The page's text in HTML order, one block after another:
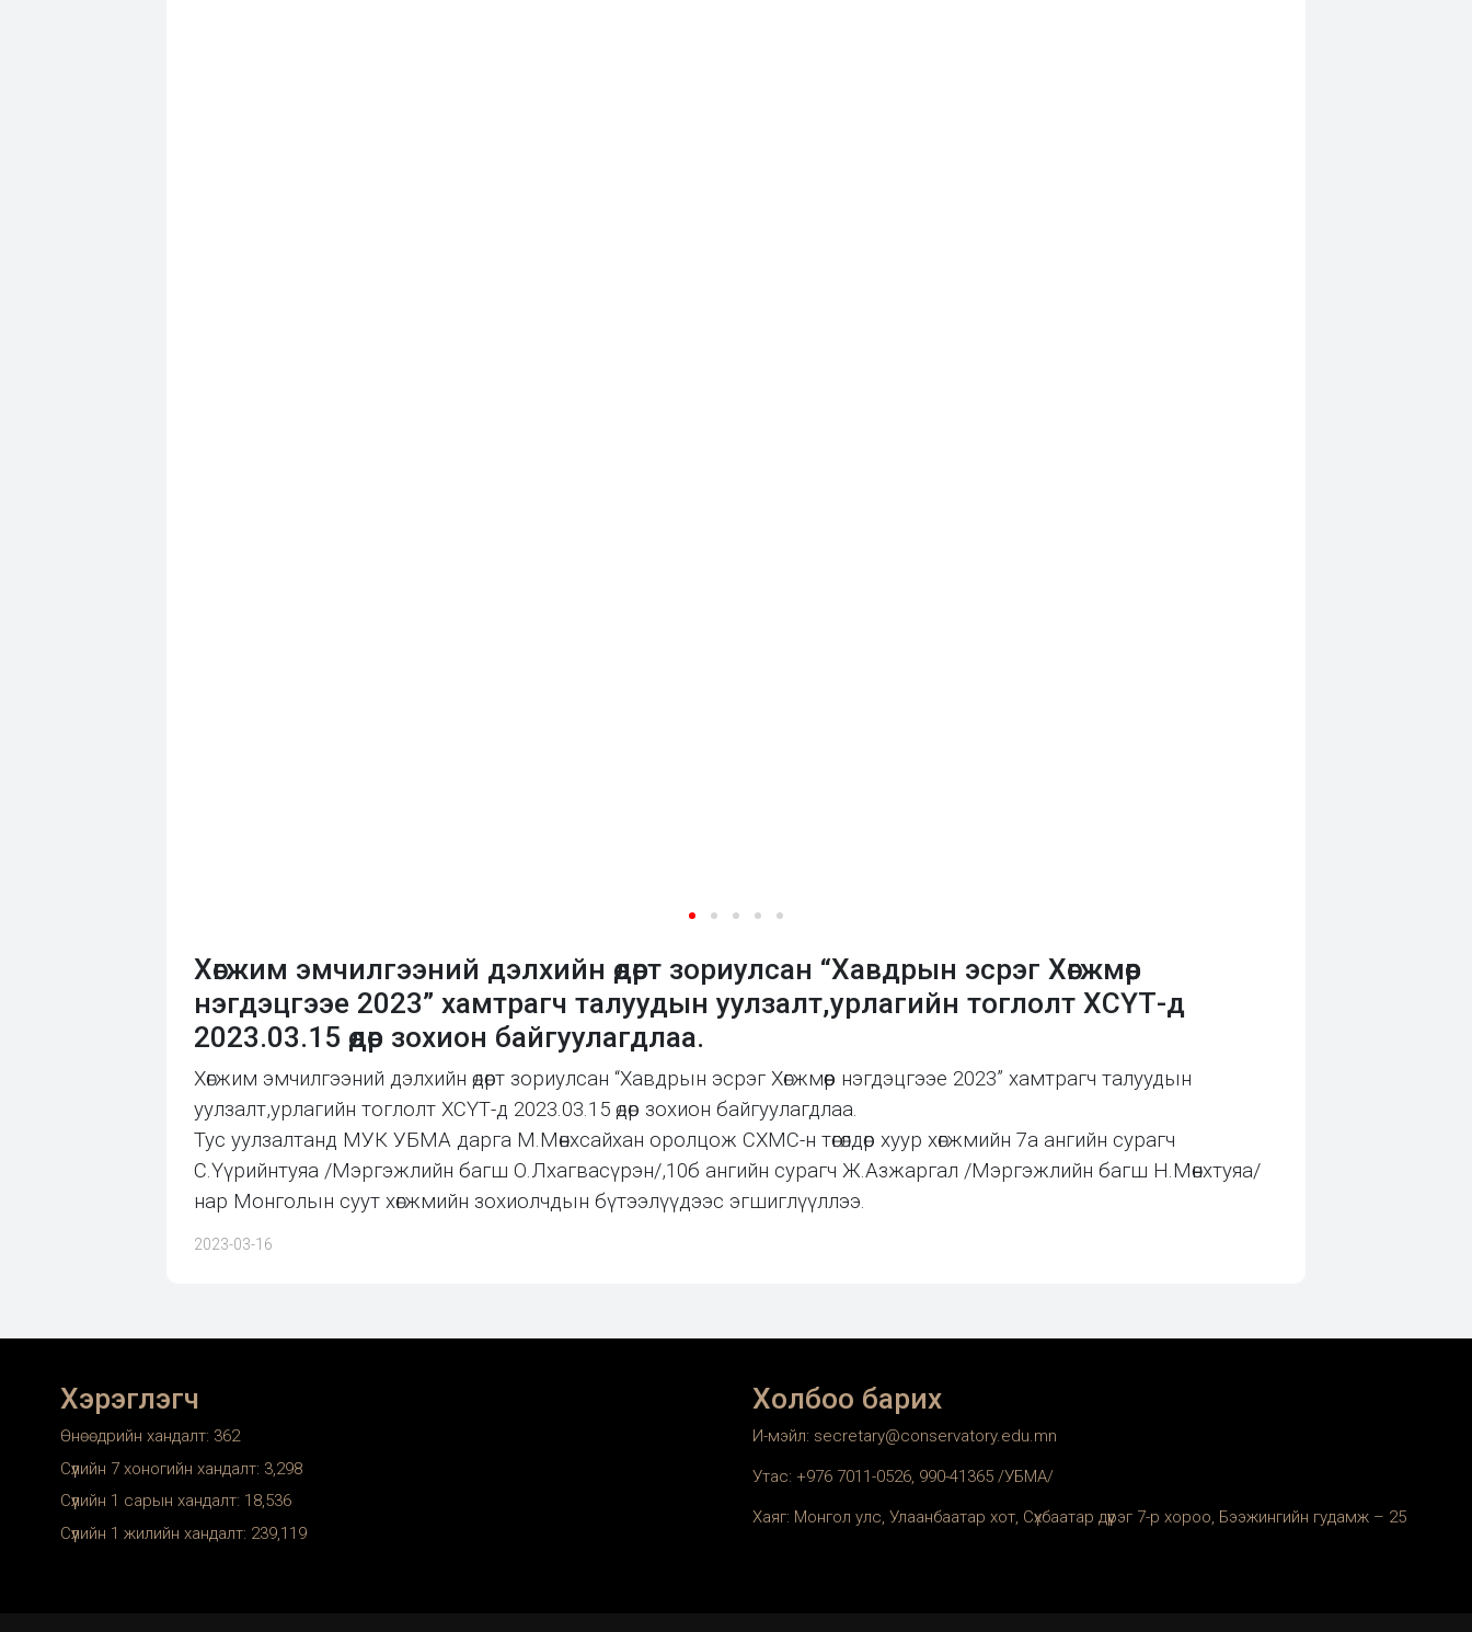
Хөгжим эмчилгээний дэлхийн өдөрт зориулсан “Хавдрын эсрэг Хөгжмөөр
нэгдэцгээе 2023” хамтрагч талуудын уулзалт,урлагийн тоглолт ХСҮТ-д
2023.03.15 өдөр зохион байгуулагдлаа.
Хөгжим эмчилгээний дэлхийн өдөрт зориулсан “Хавдрын эсрэг Хөгжмөөр нэгдэцгээе 2023” хамтрагч талуудын
уулзалт,урлагийн тоглолт ХСҮТ-д 2023.03.15 өдөр зохион байгуулагдлаа.
Тус уулзалтанд МУК УБМА дарга М.Мөнхсайхан оролцож СХМС-н төгөлдөр хуур хөгжмийн 7а ангийн сурагч
С.Үүрийнтуяа /Мэргэжлийн багш О.Лхагвасүрэн/,10б ангийн сурагч Ж.Азжаргал /Мэргэжлийн багш Н.Мөнхтуяа/
нар Монголын суут хөгжмийн зохиолчдын бүтээлүүдээс эгшиглүүллээ.
2023-03-16
Хэрэглэгч
Өнөөдрийн хандалт: 362
Сүүлийн 7 хоногийн хандалт: 3,298
Сүүлийн 1 сарын хандалт: 18,536
Сүүлийн 1 жилийн хандалт: 239,119
Холбоо барих
И-мэйл: secretary@conservatory.edu.mn
Утас: +976 7011-0526, 990-41365 /УБМА/
Хаяг: Монгол улс, Улаанбаатар хот, Сүхбаатар дүүрэг 7-р хороо, Бээжингийн гудамж – 25